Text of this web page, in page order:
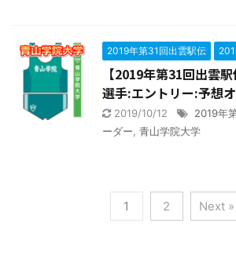
2019年第31回出雲駅伝
【2019年第31回出雲
選手:エントリー:予想
2019/10/12 2019年
ーダー 青山学院大学
1 2 Next »